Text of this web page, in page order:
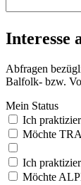
Interesse
Abfragen
Balfolk- bzw.
Mein Status
Ich
Möchte
Ich
Möchte